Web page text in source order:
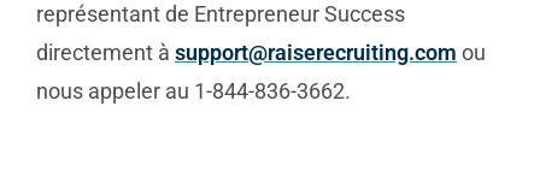
représentant de Entrepreneur Success
directement à support@raiserecruiting.com ou
nous appeler au 1-844-836-3662.